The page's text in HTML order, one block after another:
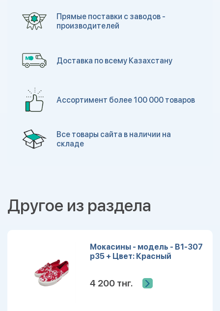
Прямые поставки с заводов -
производителей
Доставка по всему Казахстану
Ассортимент более 100 000 товаров
Все товары сайта в наличии на
складе
Другое из раздела
Мокасины - модель - B1-307
р35 + Цвет: Красный
4 200 тнг.